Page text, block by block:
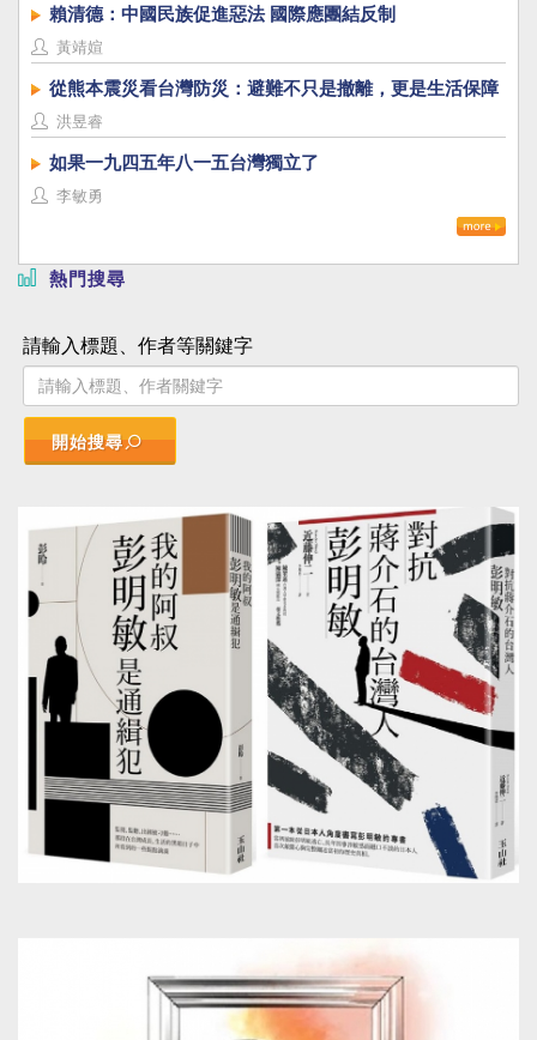
賴清德：中國民族促進惡法 國際應團結反制
黃靖媗
從熊本震災看台灣防災：避難不只是撤離，更是生活保障
洪昱睿
如果一九四五年八一五台灣獨立了
李敏勇
熱門搜尋
請輸入標題、作者等關鍵字
開始搜尋